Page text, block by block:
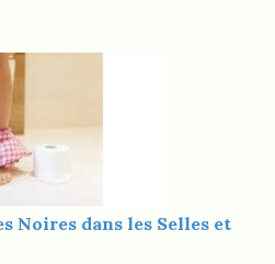
Noires dans les Selles et